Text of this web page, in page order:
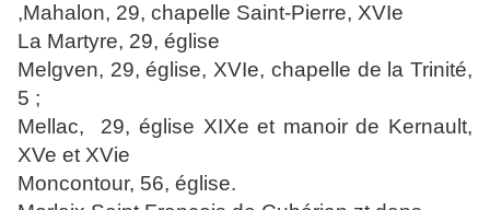
,Mahalon, 29, chapelle Saint-Pierre, XVIe
La Martyre, 29, église
Melgven, 29, église, XVIe, chapelle de la Trinité,
5 ;
Mellac,
29, église XIXe et manoir de Kernault,
XVe et XVie
Moncontour, 56, église.